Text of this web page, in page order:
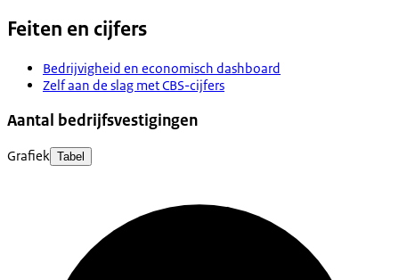
Feiten en cijfers
Bedrijvigheid en economisch dashboard
Zelf aan de slag met CBS-cijfers
Aantal bedrijfsvestigingen
Grafiek Tabel